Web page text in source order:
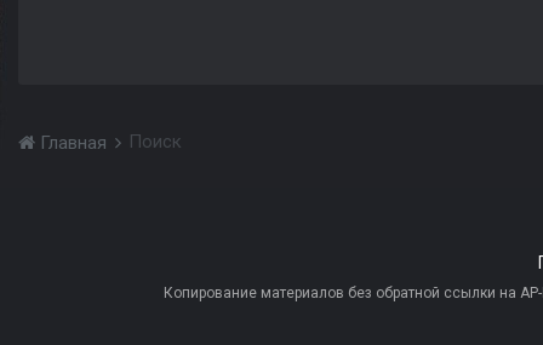
Главная Поиск
Копирование материалов без обратной ссылки на